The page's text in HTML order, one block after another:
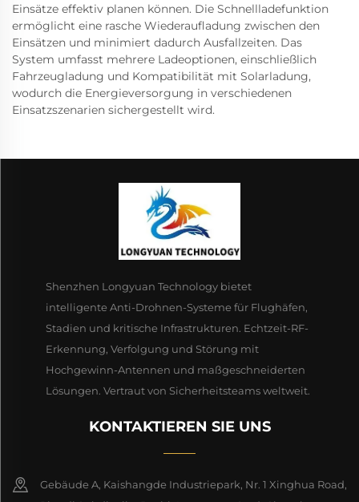
Einsätze effektiv planen können. Die Schnellladefunktion
ermöglicht eine rasche Wiederaufladung zwischen den
Einsätzen und minimiert dadurch Ausfallzeiten. Das
System umfasst mehrere Ladeoptionen, einschließlich
Fahrzeugladung und Kompatibilität mit Solarladung,
wodurch die Energieversorgung in verschiedenen
Einsatzszenarien sichergestellt wird.
Shenzhen Longyuan Technology bietet
intelligente Anti-Drohnen-Systeme für Flughäfen,
Stadien und kritische Infrastrukturen. Echtzeit-RF-
Erkennung, Verfolgung und Störung mit
Hochgewinn-Antennen und maßgeschneiderten
Lösungen. Vertraut von Sicherheitsteams weltweit.
KONTAKTIEREN SIE UNS
Gebäude A, Kaishangde Industriepark, Nr. 1 Xinghua Road,